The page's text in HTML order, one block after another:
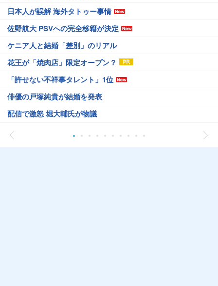
日本人が誤解 海外タトゥー事情
佐野航大 PSVへの完全移籍が決定
ケニア人と結婚「差別」のリアル
花王が「焼肉店」限定オープン？
「許せない不祥事タレント」1位
俳優の戸塚純貴が結婚を発表
配信で激怒 堀大輔氏が物議